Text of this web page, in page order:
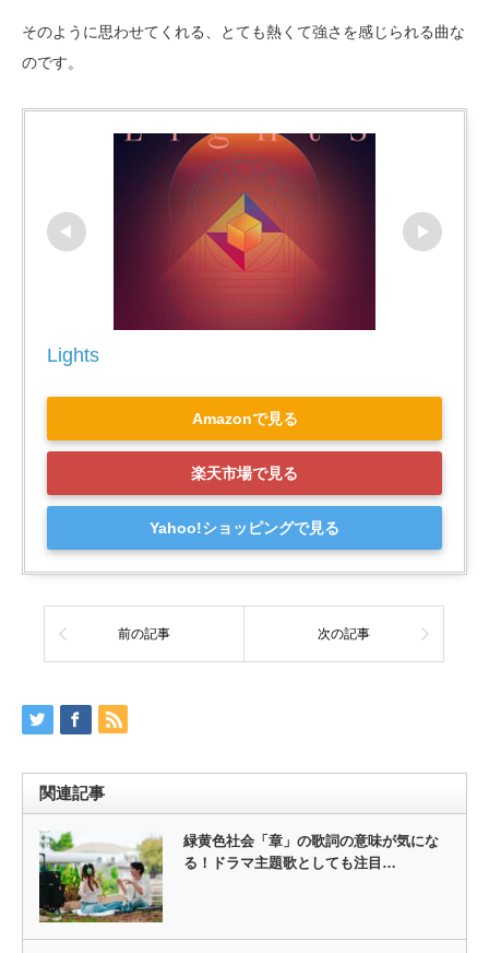
そのように思わせてくれる、とても熱くて強さを感じられる曲な
のです。
Lights
Amazonで見る
楽天市場で見る
Yahoo!ショッピングで見る
前の記事 次の記事
関連記事
緑黄色社会「章」の歌詞の意味が気にな
る！ドラマ主題歌としても注目…